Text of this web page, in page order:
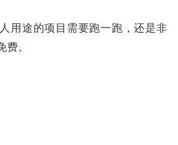
用途的项目需要跑一跑，还是非
费。